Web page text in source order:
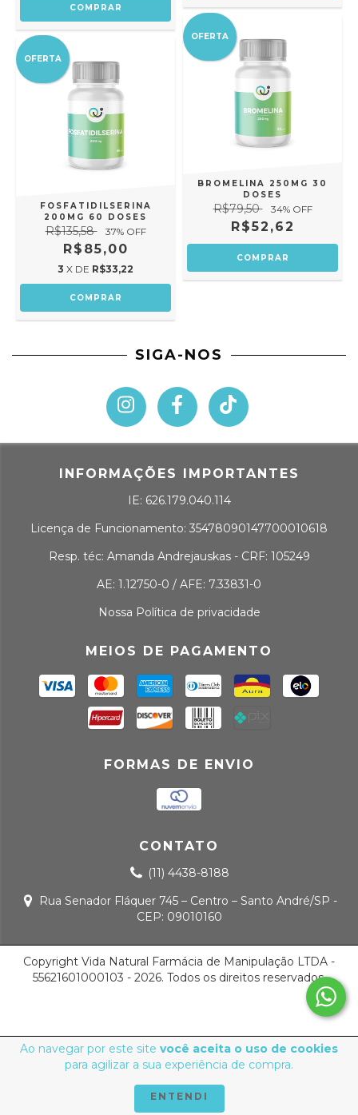
Ao navegar por este site você aceita o uso de cookies
para agilizar a sua experiência de compra.
ENTENDI
OFERTA
FOSFATIDILSERINA
200MG 60 DOSES
R$135,58 37% OFF
R$85,00
3 X DE R$33,22
OFERTA
BROMELINA 250MG 30
DOSES
R$79,50 34% OFF
R$52,62
SIGA-NOS
INFORMAÇÕES IMPORTANTES
IE: 626.179.040.114
Licença de Funcionamento: 35478090147700010618
Resp. téc: Amanda Andrejauskas - CRF: 105249
AE: 1.12750-0 / AFE: 7.33831-0
Nossa Política de privacidade
MEIOS DE PAGAMENTO
FORMAS DE ENVIO
CONTATO
(11) 4438-8188
Rua Senador Fláquer 745 – Centro – Santo André/SP -
CEP: 09010160
Copyright Vida Natural Farmácia de Manipulação LTDA -
55621601000103 - 2026. Todos os direitos reservados.